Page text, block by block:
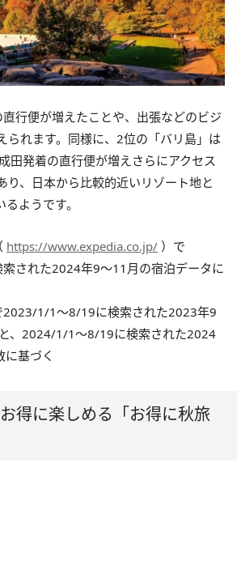
行便が増えたことや、出張などのビジ
られます。同様に、2位の「バリ島」は
田発着の直行便が増えさらにアクセス
り、日本から比較的近いリゾート地と
ようです。
https://www.expedia.co.jp/ ）で
された2024年9～11月の宿泊データに
2023/1/1～8/19に検索された2023年9
、2024/1/1～8/19に検索された2024
基づく
得に楽しめる「お得に秋旅